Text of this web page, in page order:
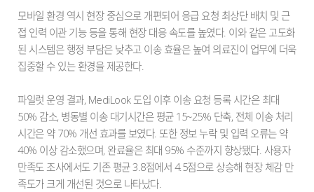
모바일 환경 역시 현장 중심으로 개편되어 응급 요청 최상단 배치 및 근
접 인력 이관 기능 등을 통해 현장 대응 속도를 높였다. 이와 같은 고도화
된 시스템은 행정 부담은 낮추고 이송 효율은 높여 의료진이 업무에 더욱
집중할 수 있는 환경을 제공한다.
파일럿 운영 결과, MediLook 도입 이후 이송 요청 등록 시간은 최대
50% 감소, 병동별 이송 대기시간은 평균 15~25% 단축, 전체 이송 처리
시간은 약 70% 개선 효과를 보였다. 또한 정보 누락 및 입력 오류는 약
40% 이상 감소했으며, 완료율은 최대 95% 수준까지 향상됐다. 사용자
만족도 조사에서도 기존 평균 3.8점에서 4.5점으로 상승해 현장 체감 만
족도가 크게 개선된 것으로 나타났다.